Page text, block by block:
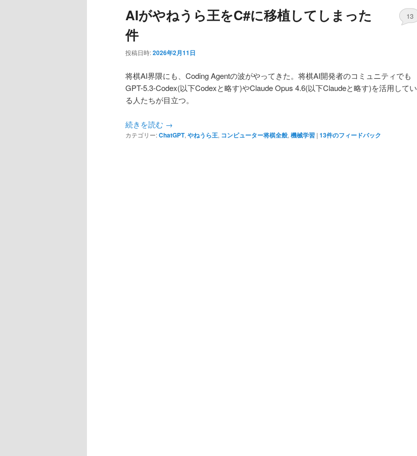
移
動
動
AIがやねうら王をC#に移植してしまった
件
投稿日時:2026年2月11日
13
将棋AI界隈にも、Coding Agentの波がやってきた。将棋AI開発者のコミュニティでも
GPT-5.3-Codex(以下Codexと略す)やClaude Opus 4.6(以下Claudeと略す)を活用してい
る人たちが目立つ。
続きを読む →
カテゴリー:ChatGPT, やねうら王, コンピューター将棋全般, 機械学習 | 13件のフィードバック